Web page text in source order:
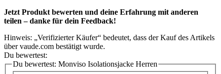
Jetzt Produkt bewerten und deine Erfahrung mit anderen
teilen – danke für dein Feedback!
Hinweis: „Verifizierter Käufer“ bedeutet, dass der Kauf des Artikels
über vaude.com bestätigt wurde.
Du bewertest:
Du bewertest: Monviso Isolationsjacke Herren